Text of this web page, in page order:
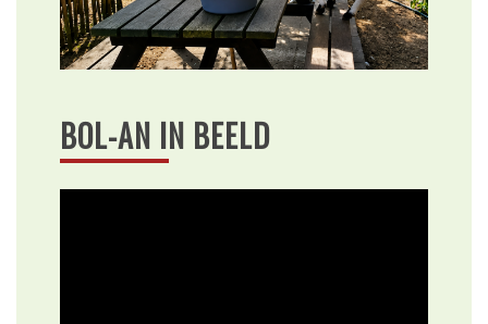
BOL-AN IN BEELD